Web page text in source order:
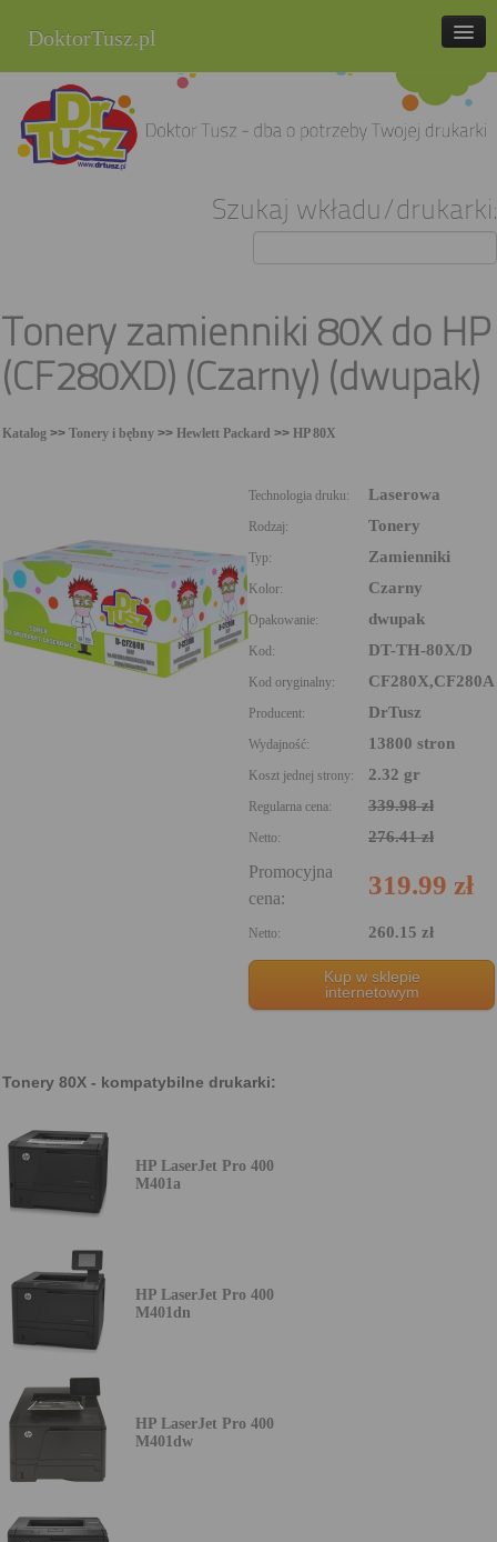
DoktorTusz.pl
tel. 857 337 337
Strona główna
Szukaj wkładu/drukarki:
Tonery zamienniki 80X do HP
(CF280XD) (Czarny) (dwupak)
Katalog >> Tonery i bębny >> Hewlett Packard >> HP 80X
Technologia druku: Laserowa
Rodzaj: Tonery
Typ: Zamienniki
Kolor: Czarny
Opakowanie: dwupak
Kod: DT-TH-80X/D
Kod oryginalny: CF280X,CF280A
Producent: DrTusz
Wydajność: 13800 stron
Koszt jednej strony: 2.32 gr
Regularna cena: 339.98 zł
Netto: 276.41 zł
Promocyjna
cena:
319.99 zł
Netto: 260.15 zł
Kup w sklepie
internetowym
Tonery 80X - kompatybilne drukarki:
HP LaserJet Pro 400
M401a
HP LaserJet Pro 400
M401dn
HP LaserJet Pro 400
M401dw